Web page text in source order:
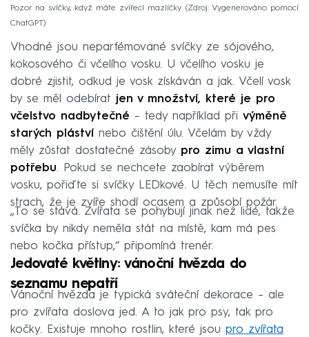
Pozor na svíčky, když máte zvířecí mazlíčky
Zdroj: Vygenerováno pomocí
ChatGPT
Vhodné jsou neparfémované svíčky ze sójového,
kokosového či včelího vosku. U včelího vosku je
dobré zjistit, odkud je vosk získáván a jak. Včelí vosk
by se měl odebírat jen v množství, které je pro
včelstvo nadbytečné – tedy například při výměně
starých pláství nebo čištění úlu. Včelám by vždy
měly zůstat dostatečné zásoby pro zimu a vlastní
potřebu. Pokud se nechcete zaobírat výběrem
vosku, pořiďte si svíčky LEDkové. U těch nemusíte mít
strach, že je zvíře shodí ocasem a způsobí požár.
„To se stává. Zvířata se pohybují jinak než lidé, takže
svíčka by nikdy neměla stát na místě, kam má pes
nebo kočka přístup,“ připomíná trenér.
Jedovaté květiny: vánoční hvězda do
seznamu nepatří
Vánoční hvězda je typická sváteční dekorace – ale
pro zvířata doslova jed. A to jak pro psy, tak pro
kočky. Existuje mnoho rostlin, které jsou pro zvířata